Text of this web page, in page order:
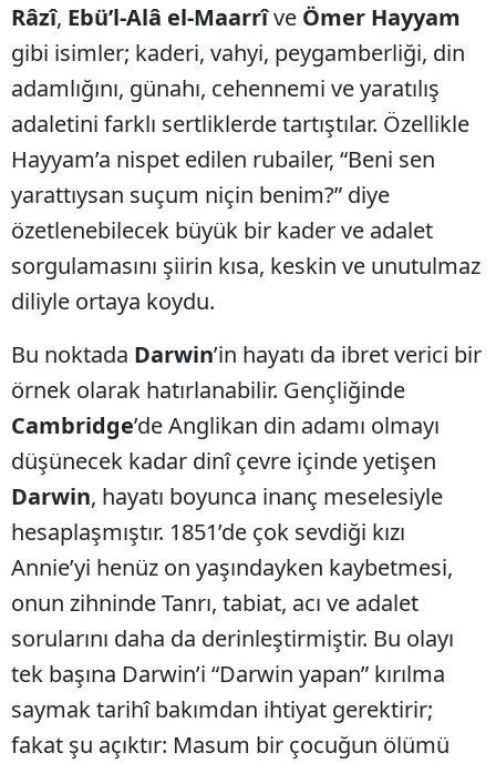
Râzî, Ebü’l-Alâ el-Maarrîve Ömer Hayyam
gibi isimler; kaderi, vahyi, peygamberliği, din
adamlığını, günahı, cehennemi ve yaratılış
adaletini farklı sertliklerde tartıştılar. Özellikle
Hayyam’a nispet edilen rubailer, “Beni sen
yarattıysan suçum niçin benim?” diye
özetlenebilecek büyük bir kader ve adalet
sorgulamasını şiirin kısa, keskin ve unutulmaz
diliyle ortaya koydu.
Bu noktada Darwin’in hayatı da ibret verici bir
örnek olarak hatırlanabilir. Gençliğinde
Cambridge’de Anglikan din adamı olmayı
düşünecek kadar dinî çevre içinde yetişen
Darwin, hayatı boyunca inanç meselesiyle
hesaplaşmıştır. 1851’de çok sevdiği kızı
Annie’yi henüz on yaşındayken kaybetmesi,
onun zihninde Tanrı, tabiat, acı ve adalet
sorularını daha da derinleştirmiştir. Bu olayı
tek başına Darwin’i “Darwin yapan” kırılma
saymak tarihî bakımdan ihtiyat gerektirir;
fakat şu açıktır: Masum bir çocuğun ölümü